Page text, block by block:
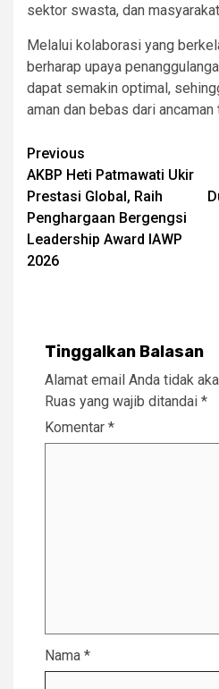
sektor swasta, dan
Melalui kolaborasi yang
berharap upaya
dapat semakin optimal,
aman dan bebas dari
Post
navigation
Previous
AKBP Heti Patmawati Ukir
Prestasi Global, Raih
Penghargaan Bergengsi
Leadership Award IAWP
2026
Tinggalkan Balasan
Alamat email Anda tidak
Ruas yang wajib ditandai *
Komentar *
Nama *